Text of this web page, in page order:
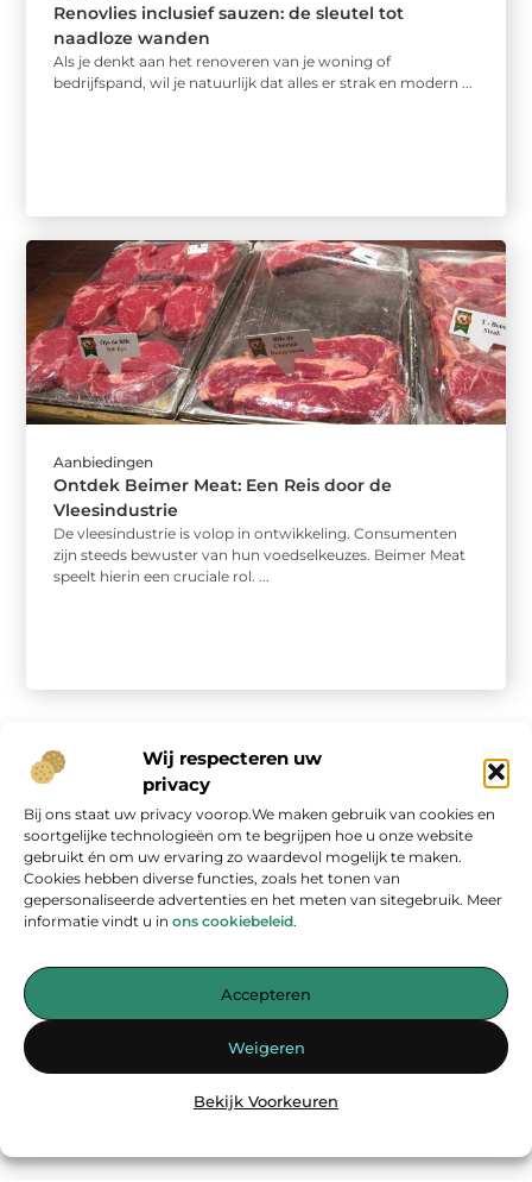
Wij respecteren uw
privacy
Bij ons staat uw privacy voorop.We maken gebruik van cookies en
soortgelijke technologieën om te begrijpen hoe u onze website
gebruikt én om uw ervaring zo waardevol mogelijk te maken.
Cookies hebben diverse functies, zoals het tonen van
gepersonaliseerde advertenties en het meten van sitegebruik. Meer
informatie vindt u in ons cookiebeleid.
Accepteren
Weigeren
Bekijk Voorkeuren
Renovlies inclusief sauzen: de sleutel tot
naadloze wanden
Als je denkt aan het renoveren van je woning of
bedrijfspand, wil je natuurlijk dat alles er strak en modern ...
Aanbiedingen
Ontdek Beimer Meat: Een Reis door de
Vleesindustrie
De vleesindustrie is volop in ontwikkeling. Consumenten
zijn steeds bewuster van hun voedselkeuzes. Beimer Meat
speelt hierin een cruciale rol. ...
Jouw bron voor inspirerende blogs en waardevolle inzichten
— Laat je inspireren door verhelderende verhalen, praktische tips
Begin vandaag nog met ontdekken op
Onze informatie